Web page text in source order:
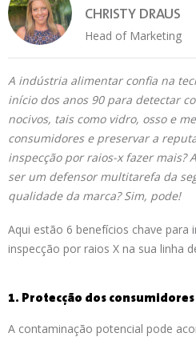
CHRISTY DRAUS
Head of Marketing
A indústria alimentar confia na
início dos anos 90 para detectar
nocivos, tais como vidro, osso e
consumidores e preservar a
inspecção por raios-x fazer mais?
ser um defensor multitarefa da
qualidade da marca? Sim, pode!
Aqui estão 6 benefícios chave para
inspecção por raios X na sua linha
1. Protecção dos consumidores
A contaminação potencial pode